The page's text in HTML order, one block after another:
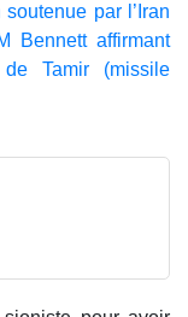
par l’Iran
Bennett affirmant
Tamir (missile